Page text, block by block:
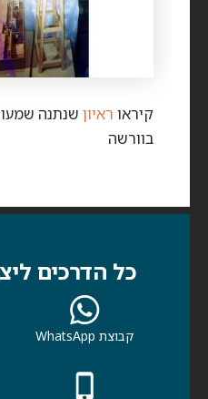
קיראו ראיון שנתנה
בוורשה
כל הדרכים
קבוצת WhatsApp